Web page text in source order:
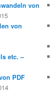
von
von
etc. –
PDF